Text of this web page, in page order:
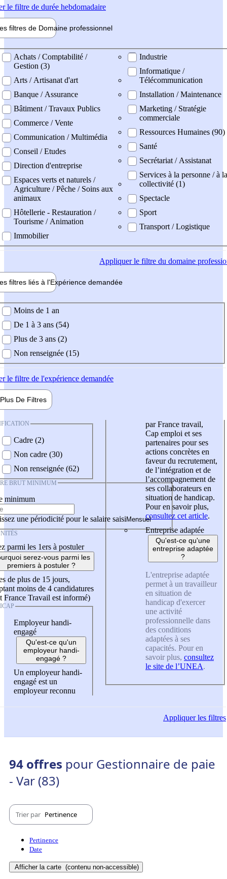
le filtre de durée hebdomadaire
filtres de Domaine professionnel
professionel
Achats / Comptabilité /
Gestion (3)
Arts / Artisanat d'art
Banque / Assurance
Bâtiment / Travaux Publics
Commerce / Vente
Communication / Multimédia
Conseil / Etudes
Direction d'entreprise
Espaces verts et naturels /
Agriculture / Pêche / Soins aux
animaux
Hôtellerie - Restauration /
Tourisme / Animation
Immobilier
Industrie
Informatique /
Télécommunication
Installation / Maintenance
Marketing / Stratégie
commerciale
Ressources Humaines (90)
Santé
Secrétariat / Assistanat
Services à la personne / à la
collectivité (1)
Spectacle
Sport
Transport / Logistique
Appliquerle filtre du domaine
filtres liés à l'Expérience demandée
demandée
Moins de 1 an
De 1 à 3 ans (54)
Plus de 3 ans (2)
Non renseignée (15)
le filtre de l'expérience demandée
Plus De Filtres
Cadre (2)
Non cadre (30)
Non renseignée (62)
BRUT MINIMUM
minimum
une périodicité pour le salaire saisi
parmi les 1ers à postuler
serez-vous parmi les
premiers à postuler ?
de plus de 15 jours,
moins de 4 candidatures
France Travail est informé)
Employeur handi-
engagé
Qu'est-ce qu'un
employeur handi-
engagé ?
Un employeur handi-
engagé est un
employeur reconnu
par France travail,
Cap emploi et ses
partenaires pour ses
actions concrètes en
faveur du recrutement,
de l’intégration et de
l’accompagnement de
ses collaborateurs en
situation de handicap.
Pour en savoir plus,
consultez cet article.
Entreprise adaptée
Qu'est-ce qu'une
entreprise adaptée
?
L'entreprise adaptée
permet à un travailleur
en situation de
handicap d'exercer
une activité
professionnelle dans
des conditions
adaptées à ses
capacités. Pour en
savoir plus, consultez
le site de l’UNEA.
Appliquerles filtres
94 offres pour Gestionnaire de paie
- Var (83)
Trier par Pertinence
Pertinence
Date
Afficher la carte (contenu non-accessible)